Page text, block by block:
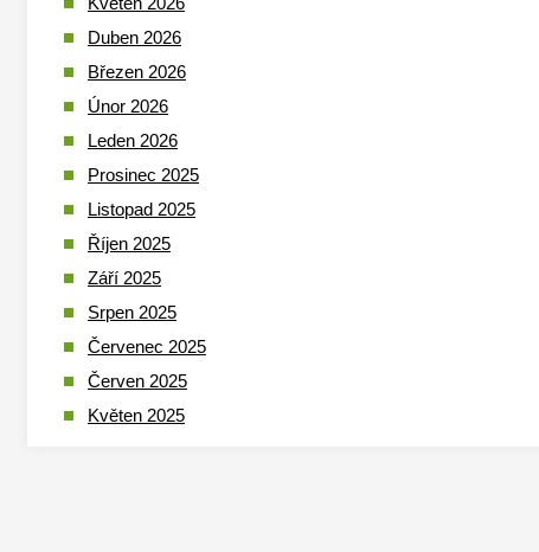
Duben 2026
Březen 2026
Únor 2026
Leden 2026
Prosinec 2025
Listopad 2025
Říjen 2025
Září 2025
Srpen 2025
Červenec 2025
Červen 2025
Květen 2025